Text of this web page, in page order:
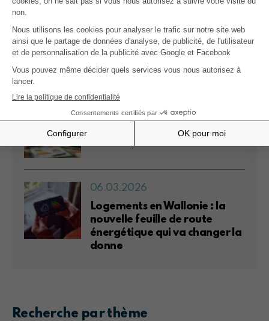
05.06.2026
Certificat PEB erroné et vente
immobilière : l'acquéreur
peut-il obtenir réparation ?
énergétique (PEB) à Bruxelles
06.03.2026
Logements en Wallonie : la
nouvelle feuille de route
énergétique qui va changer la
donne
Recherche par thème